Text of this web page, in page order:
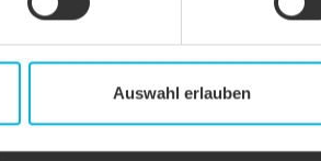
Auswahl erlauben